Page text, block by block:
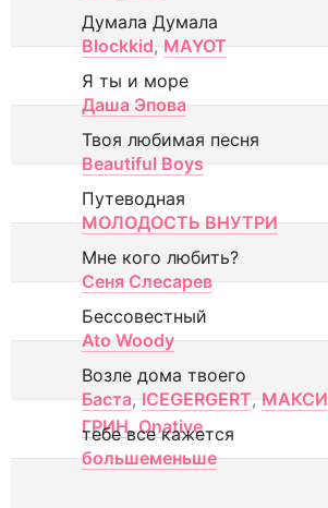
Думала Думала
Blockkid, MAYOT
Я ты и море
Даша Эпова
Твоя любимая песня
Beautiful Boys
Путеводная
МОЛОДОСТЬ ВНУТРИ
Мне кого любить?
Сеня Слесарев
Бессовестный
Ato Woody
Возле дома твоего
Баста, ICEGERGERT, МАКСИ
ГРИН, Onative
тебе все кажется
большеменьше